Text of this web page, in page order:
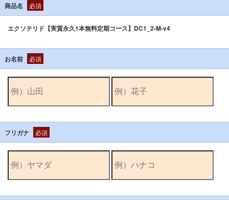
商品名 必須
エクソテリド【実質永久1本無料定期コース】DC1_2-M-v4
お名前 必須
フリガナ 必須